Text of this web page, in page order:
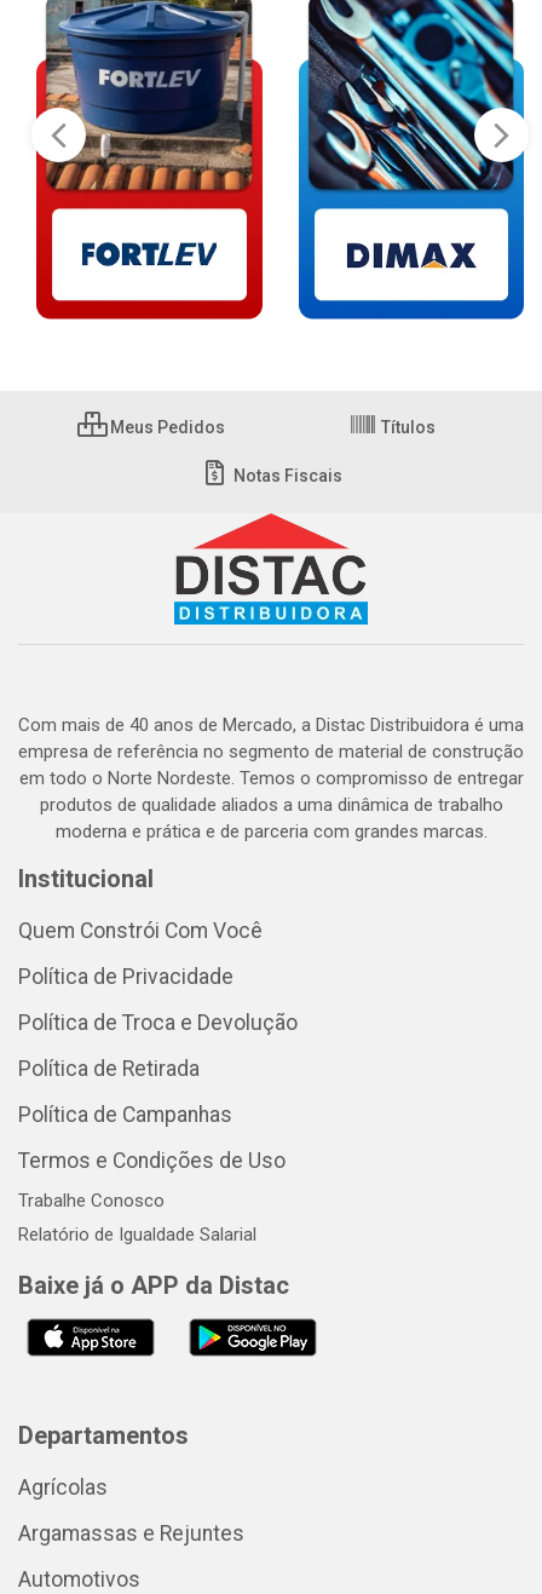
Meus Pedidos Títulos
Notas Fiscais
Com mais de 40 anos de Mercado, a Distac Distribuidora é uma
empresa de referência no segmento de material de construção
em todo o Norte Nordeste. Temos o compromisso de entregar
produtos de qualidade aliados a uma dinâmica de trabalho
moderna e prática e de parceria com grandes marcas.
Institucional
Quem Constrói Com Você
Política de Privacidade
Política de Troca e Devolução
Política de Retirada
Política de Campanhas
Termos e Condições de Uso
Trabalhe Conosco
Relatório de Igualdade Salarial
Baixe já o APP da Distac
Departamentos
Agrícolas
Argamassas e Rejuntes
Automotivos